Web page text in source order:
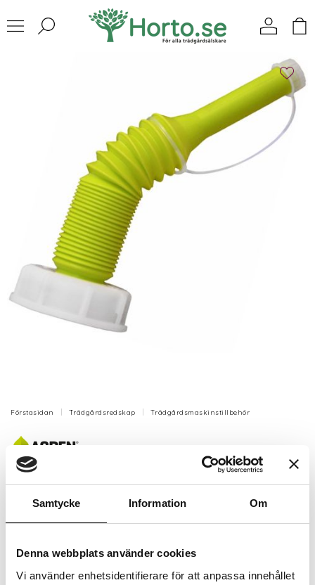
Samtycke Information Om
Denna webbplats använder cookies
Vi använder enhetsidentifierare för att anpassa innehållet
Förstasidan Trädgårdsredskap Trädgårdsmaskinstillbehör
Hällpip för 25L dunk
Bränsleresistent flexibel bensinpip.
Artikelnr: ASP1990
Finns i lager (14 st)
61 kr